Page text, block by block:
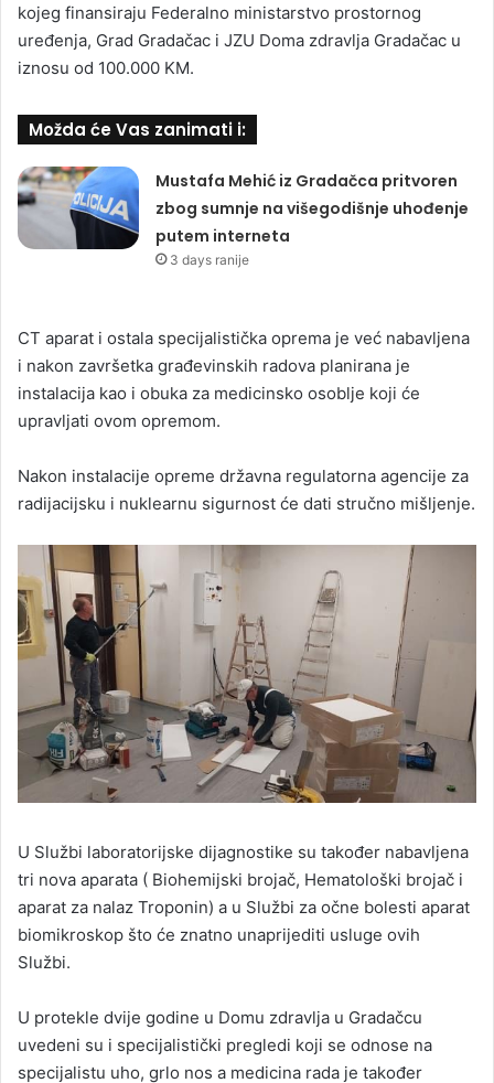
kojeg finansiraju Federalno ministarstvo prostornog
uređenja, Grad Gradačac i JZU Doma zdravlja Gradačac u
iznosu od 100.000 KM.
Možda će Vas zanimati i:
Mustafa Mehić iz Gradačca pritvoren
zbog sumnje na višegodišnje uhođenje
putem interneta
3 days ranije
CT aparat i ostala specijalistička oprema je već nabavljena
i nakon završetka građevinskih radova planirana je
instalacija kao i obuka za medicinsko osoblje koji će
upravljati ovom opremom.
Nakon instalacije opreme državna regulatorna agencije za
radijacijsku i nuklearnu sigurnost će dati stručno mišljenje.
U Službi laboratorijske dijagnostike su također nabavljena
tri nova aparata ( Biohemijski brojač, Hematološki brojač i
aparat za nalaz Troponin) a u Službi za očne bolesti aparat
biomikroskop što će znatno unaprijediti usluge ovih
Službi.
U protekle dvije godine u Domu zdravlja u Gradačcu
uvedeni su i specijalistički pregledi koji se odnose na
specijalistu uho, grlo nos a medicina rada je također